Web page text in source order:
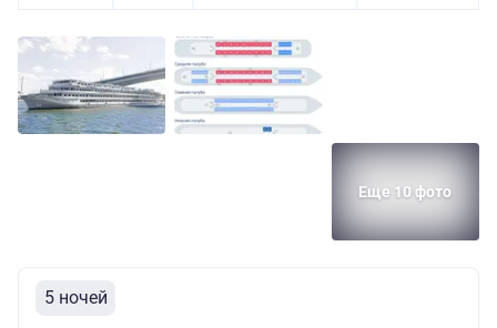
Еще 10 фото
5 ночей